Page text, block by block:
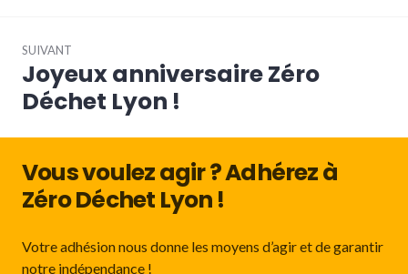
SUIVANT
Article
Suivant:
Joyeux anniversaire Zéro
Déchet Lyon !
Vous voulez agir ? Adhérez à
Zéro Déchet Lyon !
Votre adhésion nous donne les moyens d’agir et de garantir
notre indépendance !